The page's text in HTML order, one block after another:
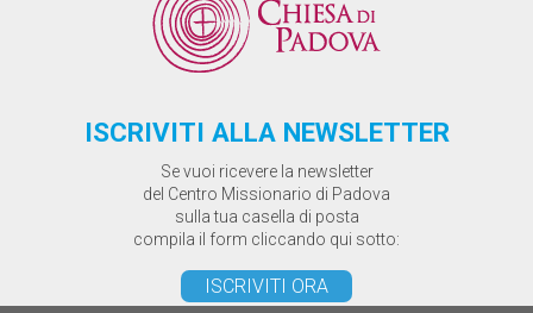
ISCRIVITI ALLA NEWSLETTER
Se vuoi ricevere la newsletter
del Centro Missionario di Padova
sulla tua casella di posta
compila il form cliccando qui sotto:
ISCRIVITI ORA